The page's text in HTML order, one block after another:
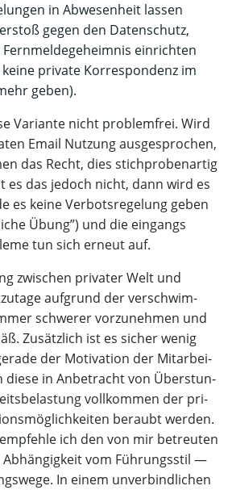
in Abwe­sen­heit las­sen
gegen den Daten­schutz,
Fern­mel­de­ge­heim­nis ein­rich­ten
pri­va­te Kor­re­spon­denz im
geben).
Vari­an­te nicht pro­blem­frei. Wird
Email Nut­zung aus­ge­spro­chen,
das Recht, dies stich­pro­ben­ar­tig
es das jedoch nicht, dann wird es
es kei­ne Ver­bots­re­ge­lung geben
Übung”) und die ein­gangs
tun sich erneut auf.
zwi­schen pri­va­ter Welt und
auf­grund der ver­schwim­
schwe­rer vor­zu­neh­men und
Zusätz­lich ist es sicher wenig
der Moti­va­ti­on der Mit­ar­bei­
die­se in Anbe­tracht von Über­stun­
voll­kom­men der pri­
beraubt wer­den.
ich den von mir betreu­ten
vom Füh­rungs­stil —
In einem unver­bind­li­chen